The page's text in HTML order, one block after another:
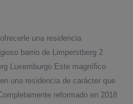
una residencia
barrio de Limperstberg 2
Luxemburgo Este magnífico
una residencia de carácter que
reformado en 2018